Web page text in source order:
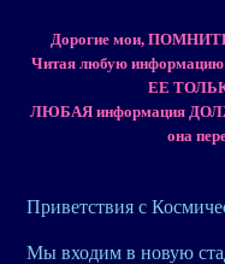
Дорогие мои,
Читая любую
ЕЕ
ЛЮБАЯ информация
она
Приветствия с
Мы входим в новую